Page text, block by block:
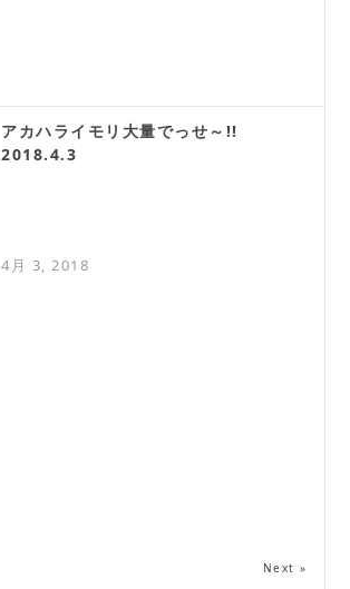
アカハライモリ大量でっせ～!!
2018.4.3
4月 3, 2018
Next »